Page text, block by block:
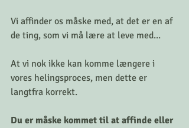
Vi affinder os måske med, at det er en af
de ting, som vi må lære at leve med...
At vi nok ikke kan komme længere i
vores helingsproces, men dette er
langtfra korrekt.
Du er måske kommet til at affinde eller